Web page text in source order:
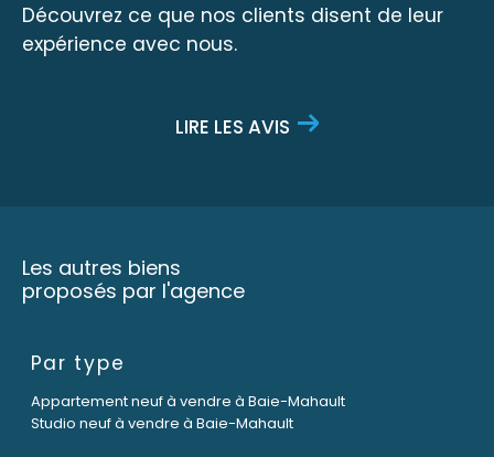
Découvrez ce que nos clients disent de leur
expérience avec nous.
LIRE LES AVIS
Les autres biens
proposés par l'agence
Par type
Appartement neuf à vendre à Baie-Mahault
Studio neuf à vendre à Baie-Mahault